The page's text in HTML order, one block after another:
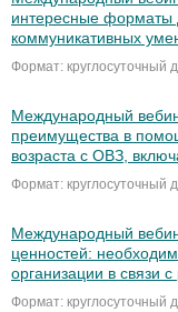
интересные форматы
коммуникативных
Формат: круглосуточный
Международный
преимущества в
возраста с ОВЗ,
Формат: круглосуточный
Международный
ценностей:
организации в связи
Формат: круглосуточный